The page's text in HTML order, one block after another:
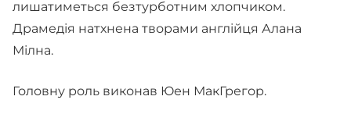
лишатиметься безтурботним хлопчиком.
Драмедія натхнена творами англійця Алана
Мілна.
Головну роль виконав Юен МакГрегор.